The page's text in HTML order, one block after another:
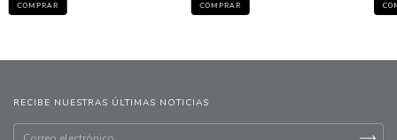
COMPRAR COMPRAR
RECIBE NUESTRAS ÚLTIMAS NOTICIAS